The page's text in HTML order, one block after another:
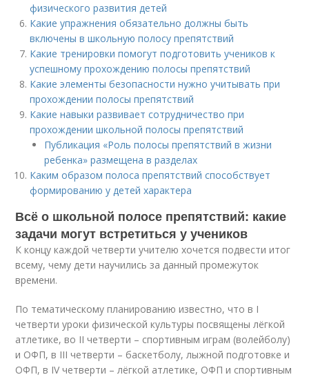
физического развития детей
Какие упражнения обязательно должны быть
включены в школьную полосу препятствий
Какие тренировки помогут подготовить учеников к
успешному прохождению полосы препятствий
Какие элементы безопасности нужно учитывать при
прохождении полосы препятствий
Какие навыки развивает сотрудничество при
прохождении школьной полосы препятствий
Публикация «Роль полосы препятствий в жизни
ребенка» размещена в разделах
Каким образом полоса препятствий способствует
формированию у детей характера
Всё о школьной полосе препятствий: какие
задачи могут встретиться у учеников
К концу каждой четверти учителю хочется подвести итог
всему, чему дети научились за данный промежуток
времени.
По тематическому планированию известно, что в I
четверти уроки физической культуры посвящены лёгкой
атлетике, во II четверти – спортивным играм (волейболу)
и ОФП, в III четверти – баскетболу, лыжной подготовке и
ОФП, в IV четверти – лёгкой атлетике, ОФП и спортивным